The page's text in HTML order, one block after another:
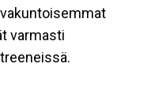
varmasti